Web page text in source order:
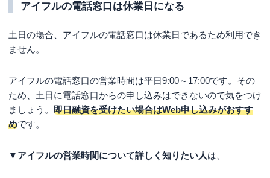
アイフルの電話窓口は休業日になる
土日の場合、アイフルの電話窓口は休業日であるため利用でき
ません。
アイフルの電話窓口の営業時間は平日9:00～17:00です。その
ため、土日に電話窓口からの申し込みはできないので気をつけ
ましょう。 即日融資を受けたい場合はWeb申し込みがおすす
めです。
▼アイフルの営業時間について詳しく知りたい人は、